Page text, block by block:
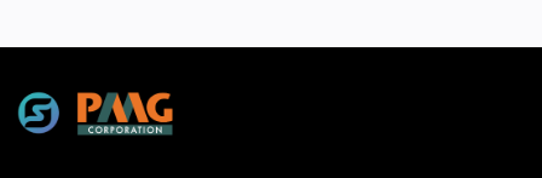
แต่คือปรากฏการณ์ที่กำลังเปลี่ยนภูมิทัศน์ของอุตสาหกรรม
Wellness ทั่วโลก และกำลังสร้างโอกาสทางธุรกิจมหาศาลให้กับผู้